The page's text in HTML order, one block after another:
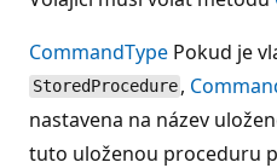
CommandType Pokud je
StoredProcedure ,
nastavena na název
tuto uloženou proceduru